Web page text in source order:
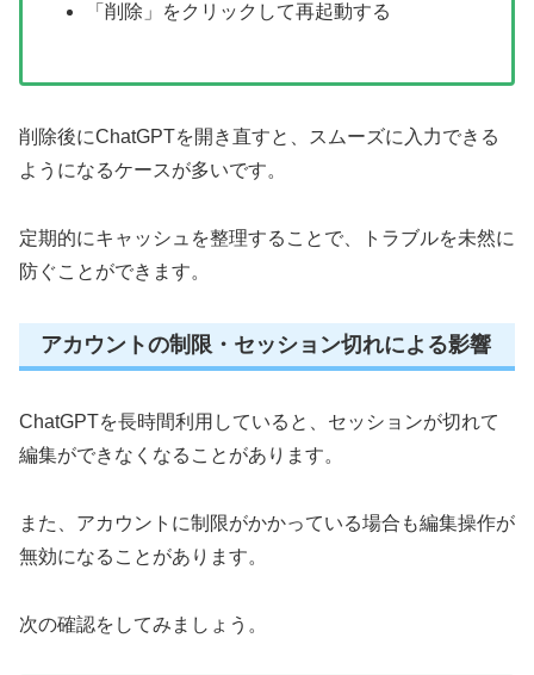
「削除」をクリックして再起動する
削除後にChatGPTを開き直すと、スムーズに入力できる
ようになるケースが多いです。
定期的にキャッシュを整理することで、トラブルを未然に
防ぐことができます。
アカウントの制限・セッション切れによる影響
ChatGPTを長時間利用していると、セッションが切れて
編集ができなくなることがあります。
また、アカウントに制限がかかっている場合も編集操作が
無効になることがあります。
次の確認をしてみましょう。